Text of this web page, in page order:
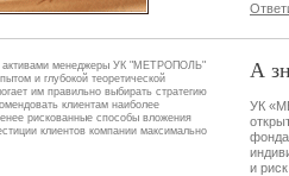
активами менеджеры УК "МЕТРОПОЛЬ"
и глубокой теоретической
им правильно выбирать стратегию
клиентам наиболее
рискованные способы вложения
клиентов компании максимально
А
УК
и